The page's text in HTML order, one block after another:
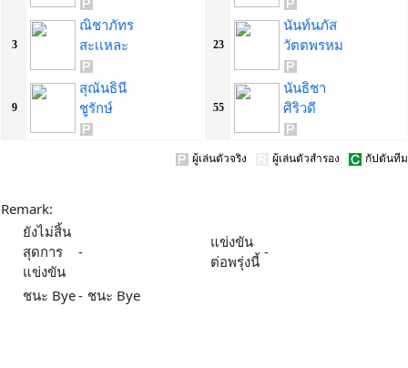
3
ณิชาภัทร
สะเเหละ
9
สุณันธินี
ชูรักษ์
23
นันท์นภัส
วัตตพรหม
55
นันธิชา
ศิริวดี
ผู้เล่นตัวจริง ผู้เล่นตัวสำรอง กัปตันทีม
Remark:
ยังไม่สิ้น
สุดการ
แข่งขัน
-
แข่งขัน
ต่อพรุ่งนี้
-
ชนะ Bye- ชนะ Bye